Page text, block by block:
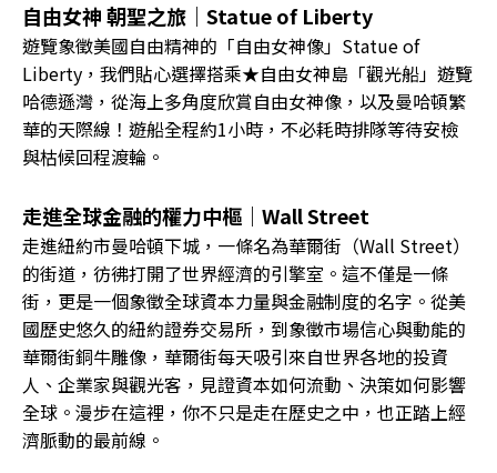
自由女神 朝聖之旅｜Statue of Liberty
遊覽象徵美國自由精神的「自由女神像」Statue of
Liberty，我們貼心選擇搭乘★自由女神島「觀光船」遊覽
哈德遜灣，從海上多角度欣賞自由女神像，以及曼哈頓繁
華的天際線！遊船全程約1小時，不必耗時排隊等待安檢
與枯候回程渡輪。
走進全球金融的權力中樞｜Wall Street
走進紐約市曼哈頓下城，一條名為華爾街（Wall Street）
的街道，彷彿打開了世界經濟的引擎室。這不僅是一條
街，更是一個象徵全球資本力量與金融制度的名字。從美
國歷史悠久的紐約證券交易所，到象徵市場信心與動能的
華爾街銅牛雕像，華爾街每天吸引來自世界各地的投資
人、企業家與觀光客，見證資本如何流動、決策如何影響
全球。漫步在這裡，你不只是走在歷史之中，也正踏上經
濟脈動的最前線。